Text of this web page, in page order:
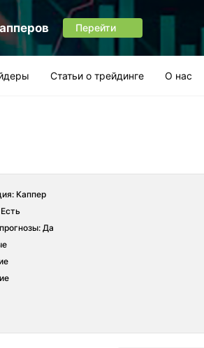
Перейти
Статьи о трейдинге О нас
Каппер
Да